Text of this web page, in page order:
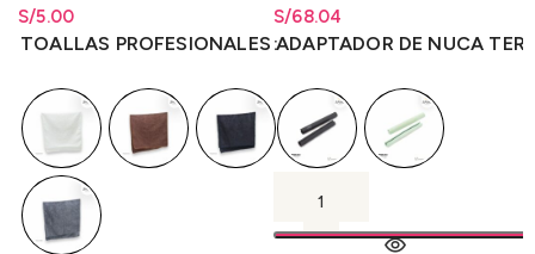
S/5.00
Rango de precios: desde
S/5.00 hastaS/5.00
TOALLAS PROFESIONALES
Lavacabeza Termix
S/68.04
Rango de precios: desde
S/68.04hasta S/68.04
ADAPTADOR DE NUCA